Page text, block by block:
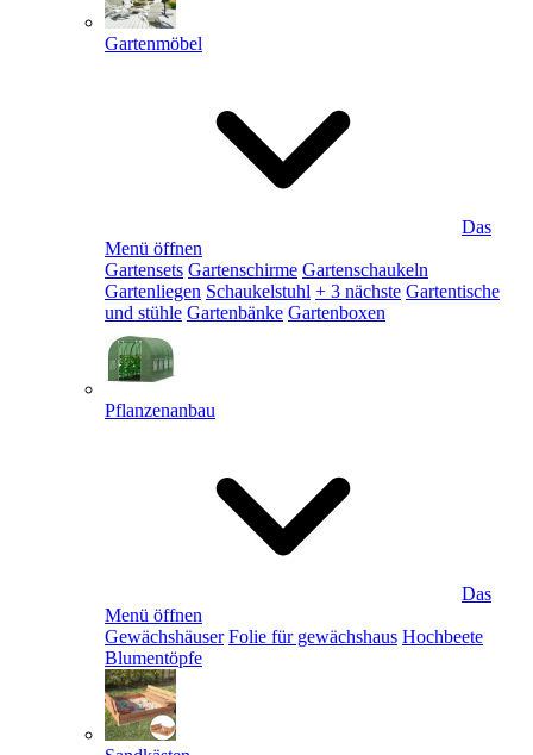
Gartenmöbel
Das
Menü öffnen
Gartensets Gartenschirme Gartenschaukeln
Gartenliegen Schaukelstuhl + 3 nächste Gartentische
und stühle Gartenbänke Gartenboxen
Pflanzenanbau
Das
Menü öffnen
Gewächshäuser Folie für gewächshaus Hochbeete
Blumentöpfe